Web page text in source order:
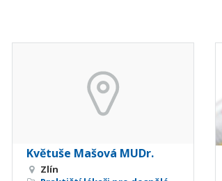
Květuše Mašová MUDr.
Zlín